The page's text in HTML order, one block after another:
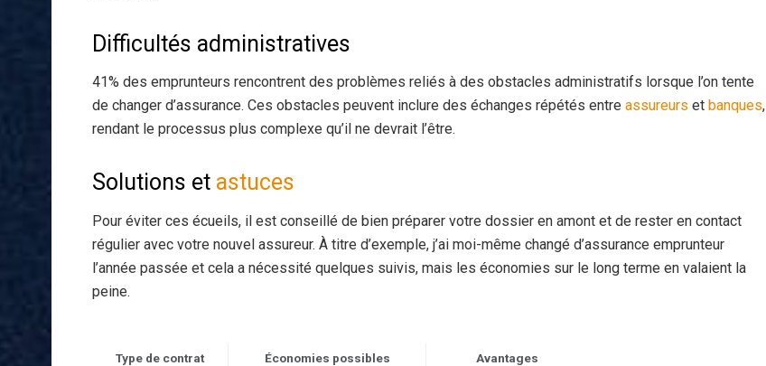
Difficultés administratives
41% des emprunteurs rencontrent des problèmes reliés à des obstacles administratifs lorsque l’on tente
de changer d’assurance. Ces obstacles peuvent inclure des échanges répétés entre assureurs et banques,
rendant le processus plus complexe qu’il ne devrait l’être.
Solutions et astuces
Pour éviter ces écueils, il est conseillé de bien préparer votre dossier en amont et de rester en contact
régulier avec votre nouvel assureur. À titre d’exemple, j’ai moi-même changé d’assurance emprunteur
l’année passée et cela a nécessité quelques suivis, mais les économies sur le long terme en valaient la
peine.
Type de contrat Économies possibles Avantages